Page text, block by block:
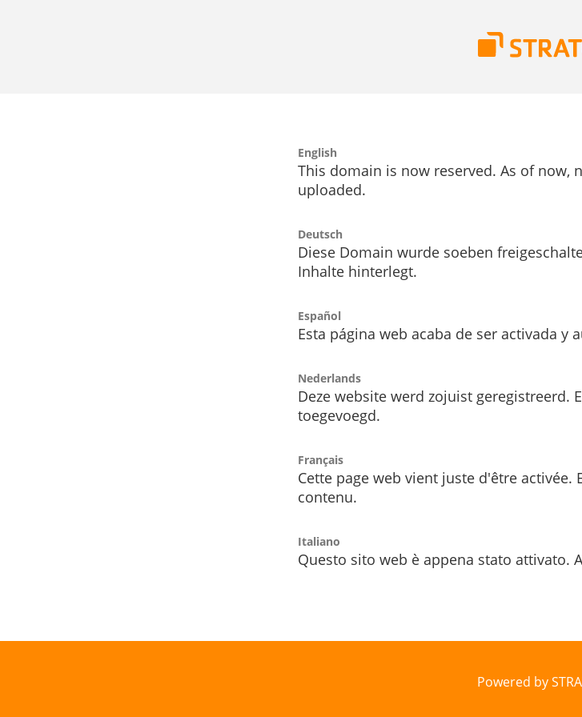
English
This domain is now reserved. As of now,
uploaded.
Deutsch
Diese Domain wurde soeben
Inhalte hinterlegt.
Español
Esta página web acaba de ser activada y
Nederlands
Deze website werd zojuist geregistreerd.
toegevoegd.
Français
Cette page web vient juste d'être
contenu.
Italiano
Questo sito web è appena stato attivato.
Powered by